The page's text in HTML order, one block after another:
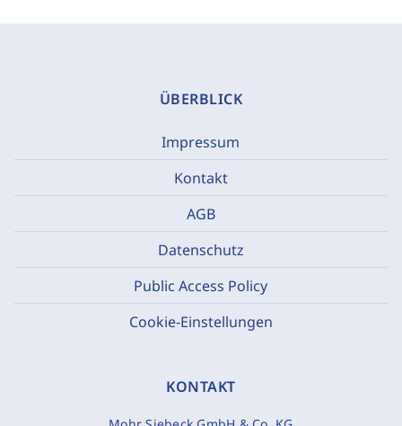
ÜBERBLICK
Impressum
Kontakt
AGB
Datenschutz
Public Access Policy
Cookie-Einstellungen
KONTAKT